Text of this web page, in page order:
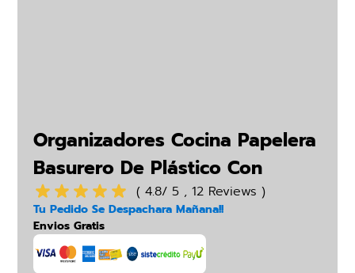
Organizadores Cocina Papelera
Basurero De Plástico Con
Botón
( 4.8/ 5 , 12 Reviews )
Tu Pedido Se Despachara Mañana!!
Envios Gratis